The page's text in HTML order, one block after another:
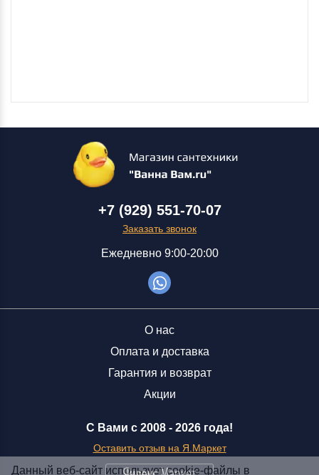
+7 (929) 551-70-07
Заказать звонок
Ежедневно 9:00-20:00
С Вами с 2008 - 2026 года!
Оставить отзыв на Я.Маркет
О нас
Оплата и доставка
Гарантия и возврат
Акции
Данный веб-сайт использует cookie-файлы в